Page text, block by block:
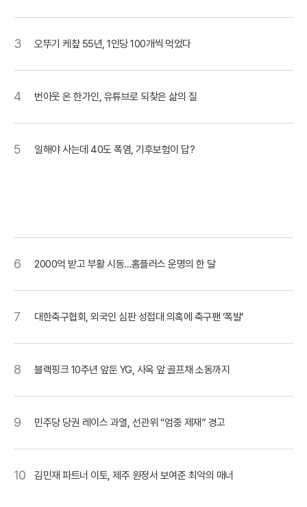
3 오뚜기 케챂 55년, 1인당 100개씩 먹었다
4 번아웃 온 한가인, 유튜브로 되찾은 삶의 질
5 일해야 사는데 40도 폭염, 기후보험이 답?
6 2000억 받고 부활 시동…홈플러스 운명의 한 달
7 대한축구협회, 외국인 심판 성접대 의혹에 축구팬 ‘폭발’
8 블랙핑크 10주년 앞둔 YG, 사옥 앞 골프채 소동까지
9 민주당 당권 레이스 과열, 선관위 “엄중 제재” 경고
10 김민재 파트너 이토, 제주 원정서 보여준 최악의 매너